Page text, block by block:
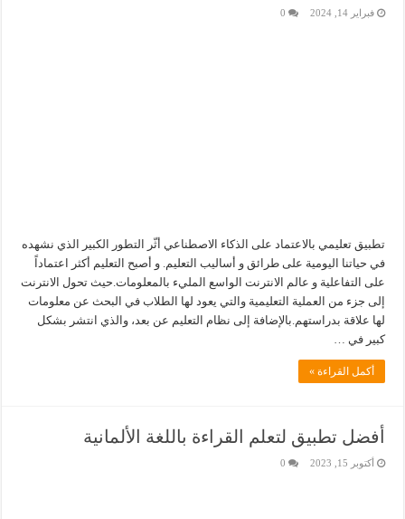
فبراير 14, 2024 0
تطبيق تعليمي بالاعتماد على الذكاء الاصطناعي أثّر التطور الكبير الذي نشهده
في حياتنا اليومية على طرائق و أساليب التعليم. و أصبح التعليم أكثر اعتماداً
على التفاعلية و عالم الانترنت الواسع المليء بالمعلومات.حيث تحول الانترنت
إلى جزء من العملية التعليمية والتي يعود لها الطلاب في البحث عن معلومات
لها علاقة بدراستهم.بالإضافة إلى نظام التعليم عن بعد، والذي انتشر بشكل
كبير في …
أكمل القراءة »
أفضل تطبيق لتعلم القراءة باللغة الألمانية
أكتوبر 15, 2023 0